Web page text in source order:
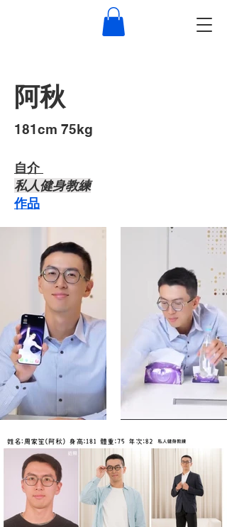
阿秋
​181cm 75kg
自介 ​
私人健身教練
作品